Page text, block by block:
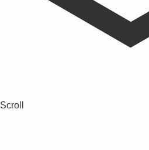
Scroll